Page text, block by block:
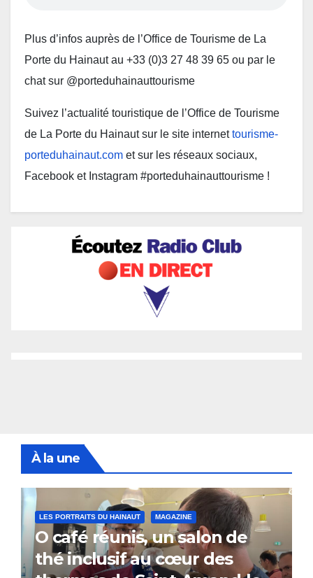
Plus d’infos auprès de l’Office de Tourisme de La
Porte du Hainaut au +33 (0)3 27 48 39 65 ou par le
chat sur @porteduhainauttourisme
Suivez l’actualité touristique de l’Office de Tourisme
de La Porte du Hainaut sur le site internettourisme-
porteduhainaut.com et sur les réseaux sociaux,
Facebook et Instagram #porteduhainauttourisme !
À la une
LES PORTRAITS DU HAINAUT MAGAZINE
O café réunis, un salon de
thé inclusif au cœur des